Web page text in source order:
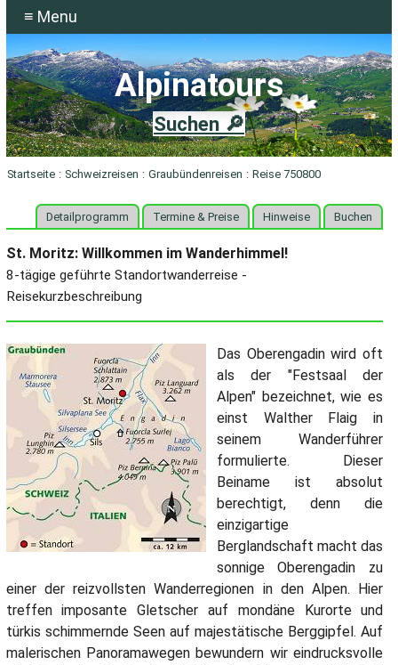
≡ Menu
Suchen 🔎
Alpinatours
Startseite : Schweizreisen : Graubündenreisen : Reise 750800
Detailprogramm Termine & Preise Hinweise Buchen
St. Moritz: Willkommen im Wanderhimmel!
8-tägige geführte Standortwanderreise -
Reisekurzbeschreibung
Das Oberengadin wird oft
als der "Festsaal der
Alpen" bezeichnet, wie es
einst Walther Flaig in
seinem Wanderführer
formulierte. Dieser
Beiname ist absolut
berechtigt, denn die
einzigartige
Berglandschaft macht das
sonnige Oberengadin zu
einer der reizvollsten Wanderregionen in den Alpen. Hier
treffen imposante Gletscher auf mondäne Kurorte und
türkis schimmernde Seen auf majestätische Berggipfel. Auf
malerischen Panoramawegen bewundern wir eindrucksvolle